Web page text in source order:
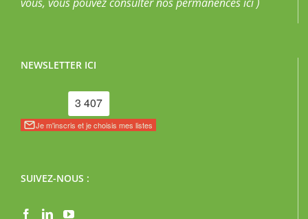
94000 Créteil
NEWSLETTER ICI